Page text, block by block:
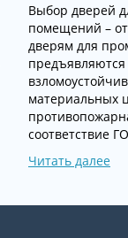
Выбор дверей
помещений –
дверям для
материальных
соответствие
Читать далее